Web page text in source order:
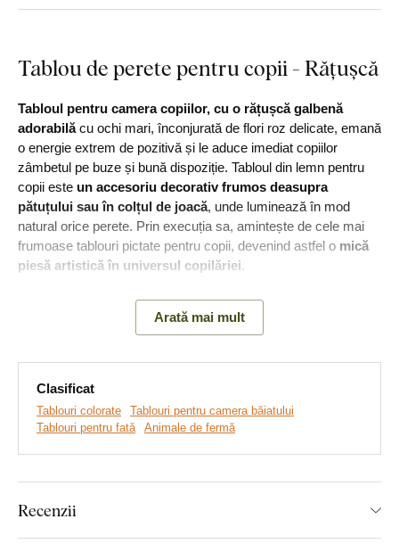
Tablou de perete pentru copii - Rățușcă
Tabloul pentru camera copiilor, cu o rățușcă galbenă
adorabilăcu ochi mari, înconjurată de flori roz delicate, emană
o energie extrem de pozitivă și le aduce imediat copiilor
zâmbetul pe buze și bună dispoziție. Tabloul din lemn pentru
copii este un accesoriu decorativ frumos deasupra
pătuțului sau în colțul de joacă, unde luminează în mod
natural orice perete. Prin execuția sa, amintește de cele mai
frumoase tablouri pictate pentru copii, devenind astfel o mică
piesă artistică în universul copilăriei.
Realizăm tablouri premium, revoluționare din plăci
groase de lemn pe care imprimăm orice model. Folosimcea
Arată mai mult
Clasificat
Tablouri colorate
Tablouri pentru camera băiatului
Tablouri pentru fată
Animale de fermă
Recenzii